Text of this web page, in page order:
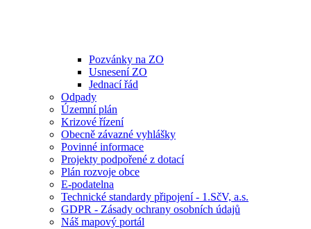
Pozvánky na ZO
Usnesení ZO
Jednací řád
Odpady
Územní plán
Krizové řízení
Obecně závazné vyhlášky
Povinné informace
Projekty podpořené z dotací
Plán rozvoje obce
E-podatelna
Technické standardy připojení - 1.SčV, a.s.
GDPR - Zásady ochrany osobních údajů
Náš mapový portál